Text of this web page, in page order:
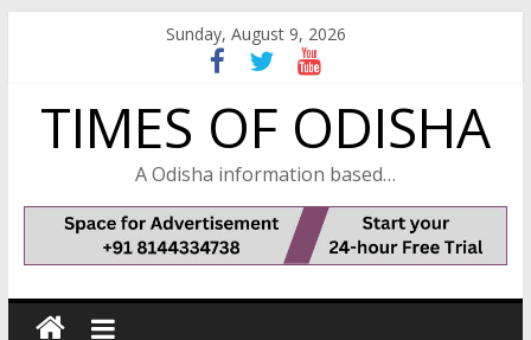
Sunday, August 9, 2026
TIMES OF ODISHA
A Odisha information based…